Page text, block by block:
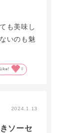
も美味し
いのも魅
Like! 0
2024.1.13
ソーセ